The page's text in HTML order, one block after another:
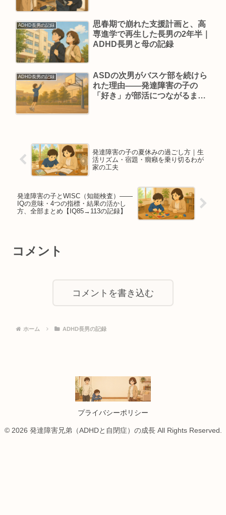
ADHD長男の記録
思春期で崩れた支援計画と、高
専進学で再生した長男の2年半｜
ADHD長男と母の記録
ADHD長男の記録
ASDの次男がバスケ部を続けら
れた理由——発達障害の子の
「好き」が部活につながるまで
発達障害の子の夏休みの過ごし方｜生
活リズム・宿題・癇癪を乗り切るわが
家の工夫
発達障害の子とWISC（知能検査）——
IQの意味・4つの指標・結果の活かし
方、全部まとめ【IQ85→113の記録】
コメント
コメントを書き込む
ホーム ADHD長男の記録
プライバシーポリシー
© 2026 発達障害兄弟（ADHDと自閉症）の成長 All Rights Reserved.